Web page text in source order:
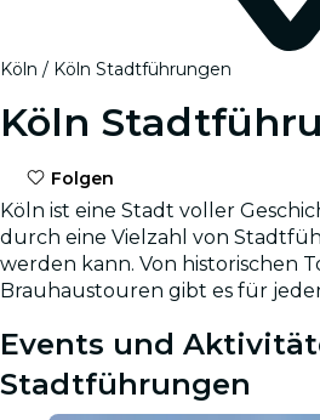
Köln Köln Stadtführungen
Köln
Folgen
Köln ist eine Stadt voller
durch eine Vielzahl von
werden kann. Von historischen
Brauhaustouren gibt es für
Events und
Stadtführungen